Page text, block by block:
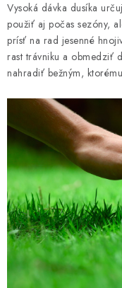
Vysoká dávka dusíka
použiť aj počas sezóny,
prísť na rad jesenné
rast trávniku a obmedziť
nahradiť bežným,